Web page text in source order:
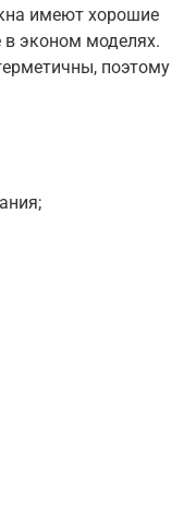
имеют хорошие
эконом моделях.
поэтому